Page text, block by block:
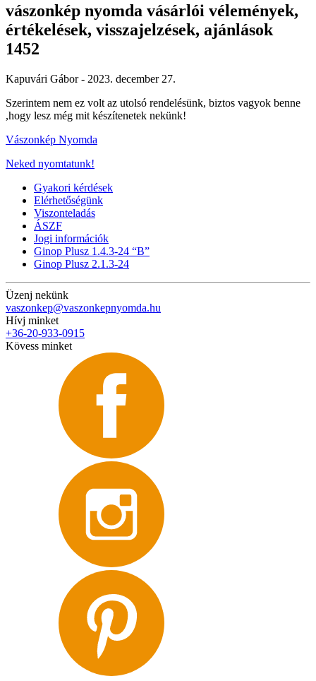
vászonkép nyomda vásárlói vélemények,
értékelések, visszajelzések, ajánlások
1452
Kapuvári Gábor - 2023. december 27.
Szerintem nem ez volt az utolsó rendelésünk, biztos vagyok benne
,hogy lesz még mit készítenetek nekünk!
Vászonkép Nyomda
Neked nyomtatunk!
Gyakori kérdések
Elérhetőségünk
Viszonteladás
ÁSZF
Jogi információk
Ginop Plusz 1.4.3-24 “B”
Ginop Plusz 2.1.3-24
Üzenj nekünk
vaszonkep@vaszonkepnyomda.hu
Hívj minket
+36-20-933-0915
Kövess minket